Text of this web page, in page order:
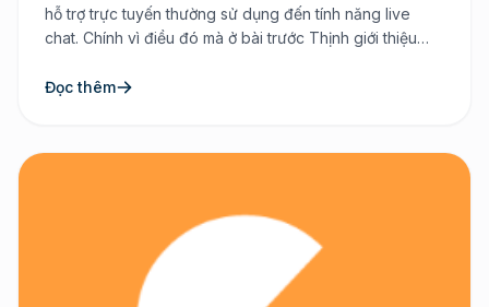
hỗ trợ trực tuyến thường sử dụng đến tính năng live
chat. Chính vì điều đó mà ở bài trước Thịnh giới thiệu
có hỗ trợ tiếng Việt. Sử dụng Zopim Live […]
Đọc thêm